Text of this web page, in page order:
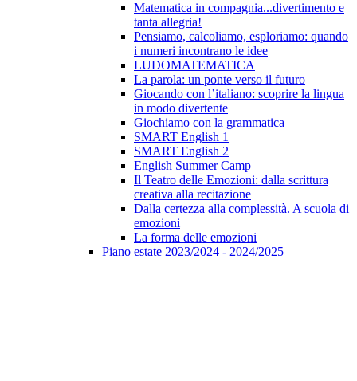
Matematica in compagnia...divertimento e
tanta allegria!
Pensiamo, calcoliamo, esploriamo: quando
i numeri incontrano le idee
LUDOMATEMATICA
La parola: un ponte verso il futuro
Giocando con l’italiano: scoprire la lingua
in modo divertente
Giochiamo con la grammatica
SMART English 1
SMART English 2
English Summer Camp
Il Teatro delle Emozioni: dalla scrittura
creativa alla recitazione
Dalla certezza alla complessità. A scuola di
emozioni
La forma delle emozioni
Piano estate 2023/2024 - 2024/2025